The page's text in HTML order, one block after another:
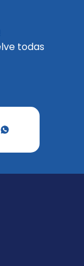
todas